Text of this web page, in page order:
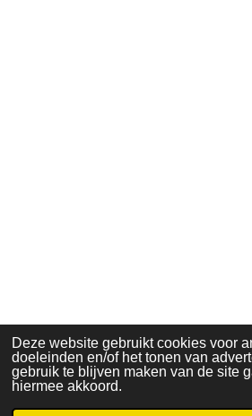
Deze website gebruikt cookies voor
doeleinden en/of het tonen van
gebruik te blijven maken van de site
hiermee akkoord.